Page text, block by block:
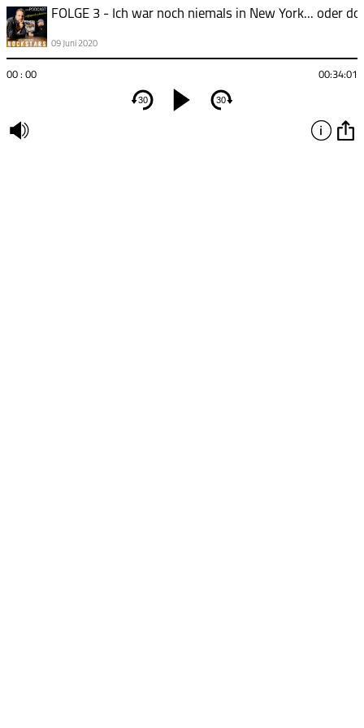
FOLGE 3 - Ich war noch niemals in New York... oder
09 Juni 2020
00 : 00 00:34:01
30 30